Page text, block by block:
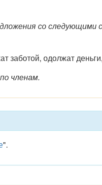
со следующими
заботой, одолжат
членам.
".